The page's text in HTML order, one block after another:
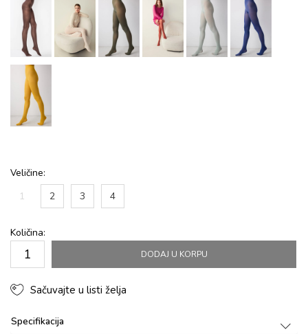
Veličine:
1
2 3 4
Količina:
DODAJ U KORPU
Sačuvajte u listi želja
Specifikacija